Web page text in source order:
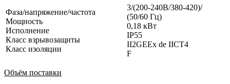
Фаза/напряжение/частота
Мощность
Исполнение
Класс взрывозащиты
Класс изоляции
3/(200-240В/380-420)/
(50/60 Гц)
0,18 кВт
IP55
II2GEEx de IICT4
F
Объём поставки